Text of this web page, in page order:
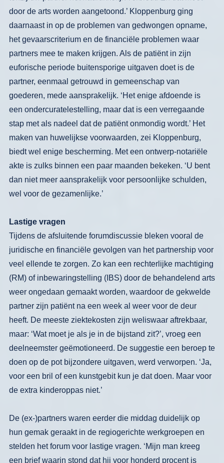
daarnaast in op de problemen van gedwongen opname,
hetgevaarscriterium en de financiële pro­blemen waar
partners mee te maken krijgen. Als de patiënt in zijn
euforische periode buitensporige uitgaven doet is de
partner, eenmaal getrouwd in ge­meenschap van
goederen, mede aan­sprakelijk. ‘Het enige afdoende is
een ondercuratelestelling, maar dat is een verregaande
stap met als nadeel dat de patiënt onmondig wordt.’ Het
maken van huwelijkse voorwaarden, zei Klop­penburg,
biedt wel enige bescherming. Met een ontwerp-notariële
akte is zulks binnen een paar maanden bekeken. ‘U bent
dan niet meer aansprakelijk voor persoonlijke schulden,
wel voor de ge­zamenlijke.’
Lastige vragen
Tijdens de afsluitende forumdiscussie bleken vooral de
juridische en financiële gevolgen van het partnership voor
veel ellende te zorgen. Zo kan een rechter­lijke machtiging
(RM) of inbewaringstel­ ling (IBS) door de behandelend arts
weer ongedaan gemaakt worden, waardoor de gekwelde
partner zijn patiënt na een week al weer voor de deur
heeft. De meeste ziektekosten zijn weliswaar af­trekbaar,
maar: ‘Wat moet je als je in de bijstand zit?’, vroeg een
deelneemster geëmotioneerd. De suggestie een beroep te
doen op de pot bijzondere uitgaven, werd verworpen. ‘Ja,
voor een bril ofeen kunstgebit kun je dat doen. Maar voor
de extra kinderoppas niet.’
De (ex-)partners waren eerder die mid­dag duidelijk op
hun gemak geraakt in de regiogerichte werkgroepen en
stelden het forum voor lastige vragen. ‘Mijn man kreeg
een brief waarin stond dat hij voor honderd procent is